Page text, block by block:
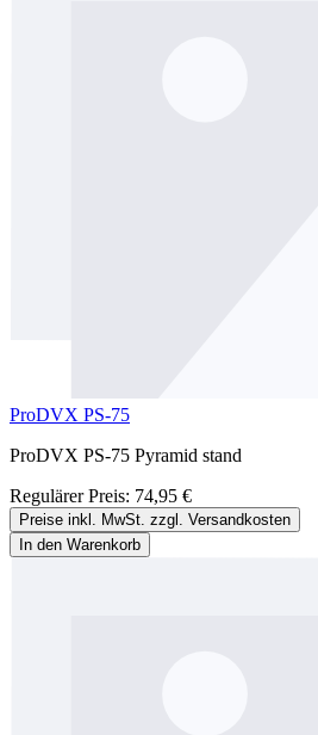
ProDVX PS-75
ProDVX PS-75 Pyramid stand
Regulärer Preis: 74,95 €
Preise inkl. MwSt. zzgl. Versandkosten
In den Warenkorb